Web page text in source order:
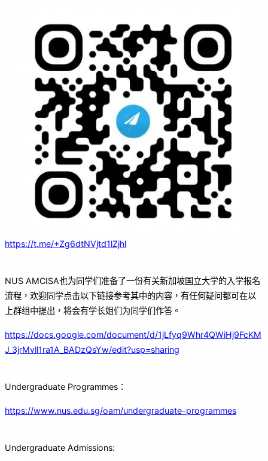
https://t.me/+Zg6dtNVjtd1lZjhl
NUS AMCISA也为同学们准备了一份有关新加坡国立大学的入学报名
流程，欢迎同学点击以下链接参考其中的内容，有任何疑问都可在以
上群组中提出，将会有学长姐们为同学们作答。
https://docs.google.com/document/d/1jLfyq9Whr4QWiHj9FcKM
J_3jrMvll1ra1A_BADzQsYw/edit?usp=sharing
Undergraduate Programmes：
https://www.nus.edu.sg/oam/undergraduate-programmes
Undergraduate Admissions: